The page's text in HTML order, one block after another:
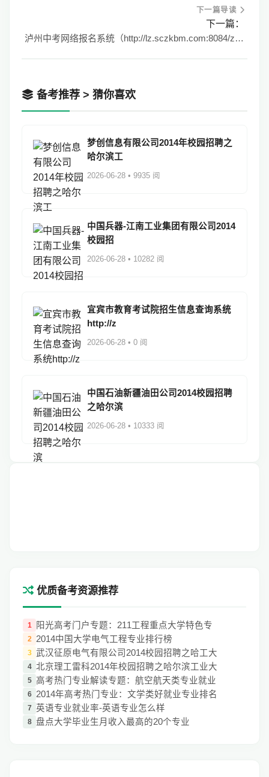
下一篇导读
下一篇：
泸州中考网络报名系统（http://lz.sczkbm.com:8084/zkbm）
备考推荐 > 猜你喜欢
梦创信息有限公司2014年校园招聘之
哈尔滨工
2026-06-28 • 9935 阅
中国兵器-江南工业集团有限公司2014
校园招
2026-06-28 • 10282 阅
宜宾市教育考试院招生信息查询系统
http://z
2026-06-28 • 0 阅
中国石油新疆油田公司2014校园招聘
之哈尔滨
2026-06-28 • 10333 阅
优质备考资源推荐
1 阳光高考门户专题：211工程重点大学特色专
2 2014中国大学电气工程专业排行榜
3 武汉征原电气有限公司2014校园招聘之哈工大
4 北京理工雷科2014年校园招聘之哈尔滨工业大
5 高考热门专业解读专题：航空航天类专业就业
6 2014年高考热门专业：文学类好就业专业排名
7 英语专业就业率-英语专业怎么样
8 盘点大学毕业生月收入最高的20个专业